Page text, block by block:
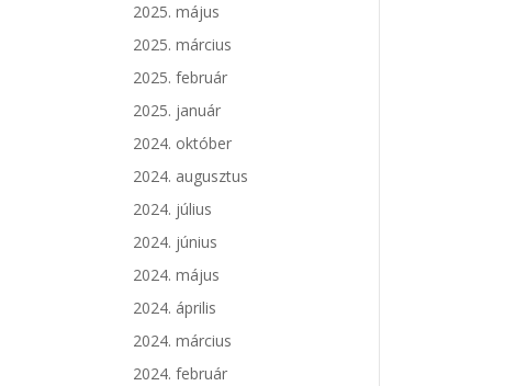
2025. május
2025. március
2025. február
2025. január
2024. október
2024. augusztus
2024. július
2024. június
2024. május
2024. április
2024. március
2024. február